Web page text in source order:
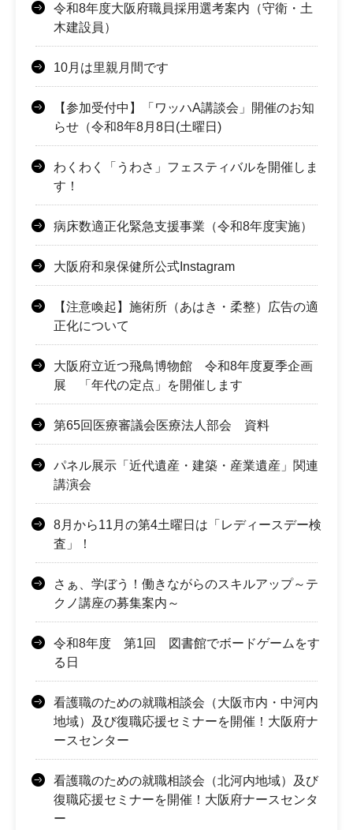
令和8年度大阪府職員採用選考案内（守衛・土
木建設員）
10月は里親月間です
【参加受付中】「ワッハA講談会」開催のお知
らせ（令和8年8月8日(土曜日)
わくわく「うわさ」フェスティバルを開催しま
す！
病床数適正化緊急支援事業（令和8年度実施）
大阪府和泉保健所公式Instagram
【注意喚起】施術所（あはき・柔整）広告の適
正化について
大阪府立近つ飛鳥博物館 令和8年度夏季企画
展 「年代の定点」を開催します
第65回医療審議会医療法人部会 資料
パネル展示「近代遺産・建築・産業遺産」関連
講演会
8月から11月の第4土曜日は「レディースデー検
査」！
さぁ、学ぼう！働きながらのスキルアップ～テ
クノ講座の募集案内～
令和8年度 第1回 図書館でボードゲームをす
る日
看護職のための就職相談会（大阪市内・中河内
地域）及び復職応援セミナーを開催！大阪府ナ
ースセンター
看護職のための就職相談会（北河内地域）及び
復職応援セミナーを開催！大阪府ナースセンタ
ー